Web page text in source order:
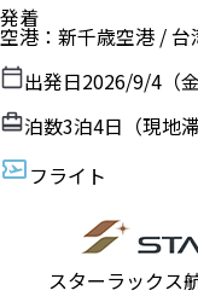
発着
空港 ： 新千歳空港 /台
出発日2026/9/4（金
泊数3泊4日（現地
フライト
スターラックス